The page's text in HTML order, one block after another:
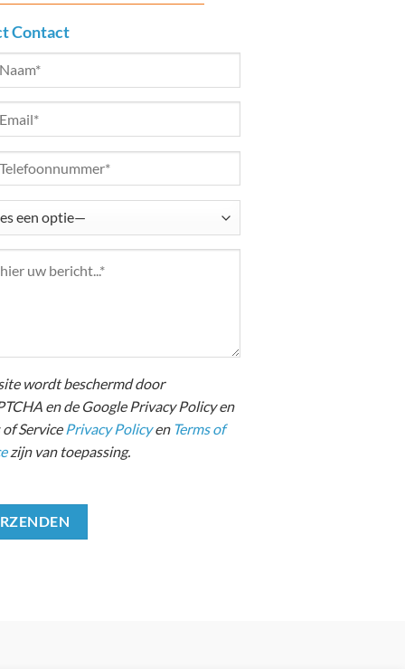
Contact
wordt beschermd door
en de Google Privacy Policy en
of Service Privacy Policyen Terms of
zijn van toepassing.